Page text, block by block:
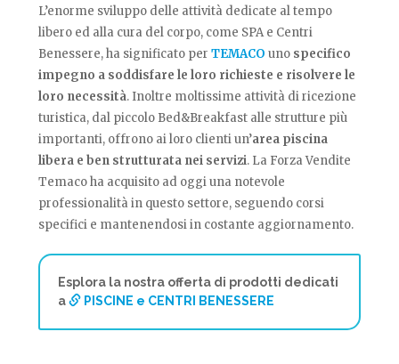
L’enorme sviluppo delle attività dedicate al tempo
libero ed alla cura del corpo, come SPA e Centri
Benessere, ha significato per TEMACO uno specifico
impegno a soddisfare le loro richieste e risolvere le
loro necessità. Inoltre moltissime attività di ricezione
turistica, dal piccolo Bed&Breakfast alle strutture più
importanti, offrono ai loro clienti un’area piscina
libera e ben strutturata nei servizi. La Forza Vendite
Temaco ha acquisito ad oggi una notevole
professionalità in questo settore, seguendo corsi
specifici e mantenendosi in costante aggiornamento.
Esplora la nostra offerta di prodotti dedicati
a
PISCINE e CENTRI BENESSERE